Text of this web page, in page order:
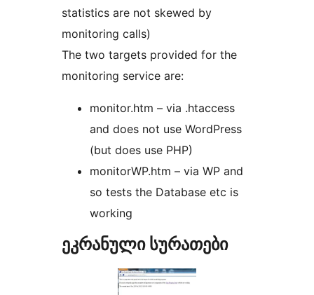
statistics are not skewed by
monitoring calls)
The two targets provided for the
monitoring service are:
monitor.htm – via .htaccess
and does not use WordPress
(but does use PHP)
monitorWP.htm – via WP and
so tests the Database etc is
working
ეკრანული სურათები